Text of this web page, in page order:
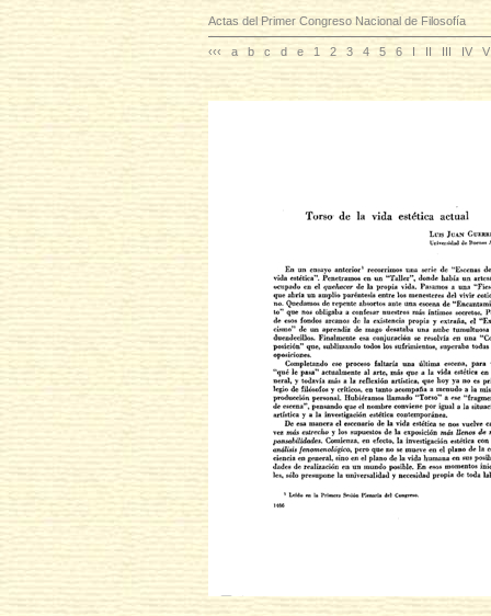
Actas del Primer Congreso Nacional de Filosofía
‹‹‹ a b c d e 1 2 3 4 5 6 I II III IV V